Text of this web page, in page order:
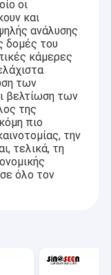
οι
και
ανάλυσης
δομές του
κάμερες
των
βελτίωση των
της
πιο
την
τελικά, τη
όλο τον